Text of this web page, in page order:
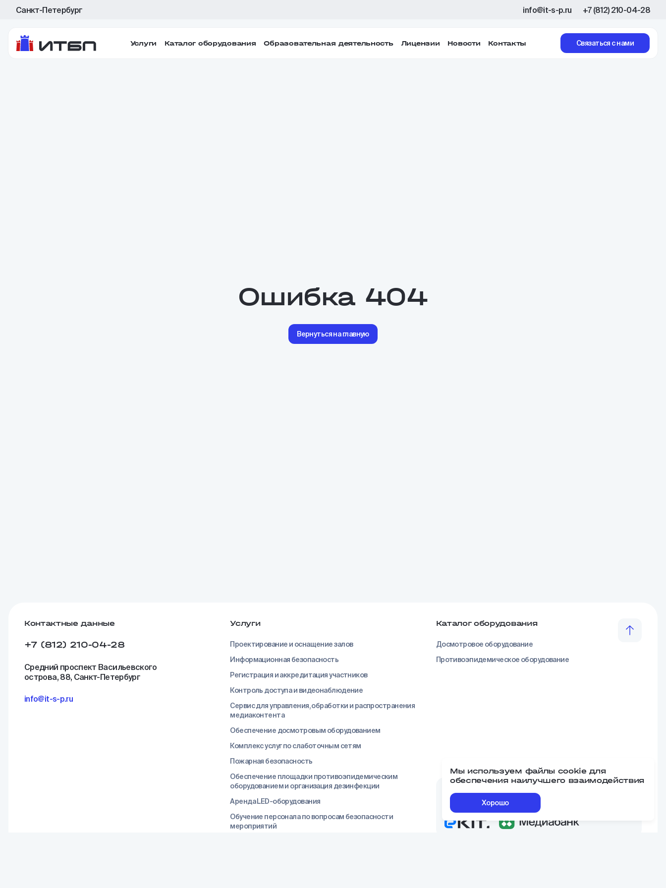
Санкт-Петербург info@it-s-p.ru +7 (812) 210-04-28
Услуги Каталог оборудования Образовательная деятельность Лицензии Новости Контакты Связаться с нами
Ошибка 404
Вернуться на главную
Контактные данные
+7 (812) 210-04-28
Средний проспект Васильевского
острова, 88, Санкт-Петербург
info@it-s-p.ru
Услуги
Проектирование и оснащение залов
Информационная безопасность
Регистрация и аккредитация участников
Контроль доступа и видеонаблюдение
Сервис для управления, обработки и распространения
медиаконтента
Обеспечение досмотровым оборудованием
Комплекс услуг по слаботочным сетям
Пожарная безопасность
Обеспечение площадки противоэпидемическим
оборудованием и организация дезинфекции
Аренда LED-оборудования
Обучение персонала по вопросам безопасности
мероприятий
Каталог оборудования
Досмотровое оборудование
Противоэпидемическое оборудование
Мы используем файлы cookie для
обеспечения наилучшего взаимодействия
Хорошо